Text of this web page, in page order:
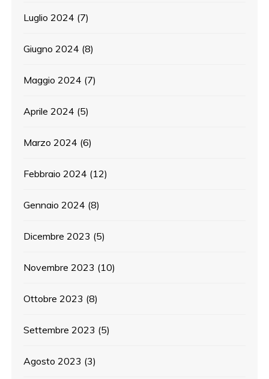
Luglio 2024 (7)
Giugno 2024 (8)
Maggio 2024 (7)
Aprile 2024 (5)
Marzo 2024 (6)
Febbraio 2024 (12)
Gennaio 2024 (8)
Dicembre 2023 (5)
Novembre 2023 (10)
Ottobre 2023 (8)
Settembre 2023 (5)
Agosto 2023 (3)